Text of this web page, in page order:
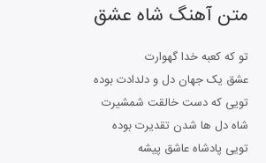
متن آهنگ شاه عشق
تو که کعبه خدا گهوارت
عشق یک جهان دل و دلدادت بوده
تویی که دست خالقت شمشیرت
شاه دل ها شدن تقدیرت بوده
تویی پادشاه عاشق پیشه